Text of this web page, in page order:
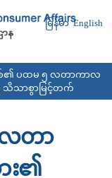
မြန်မာ English
စ်၏ ပထမ ၅ လတာကာလ
သိသာစွာမြင့်တက်
လတာ
း၏